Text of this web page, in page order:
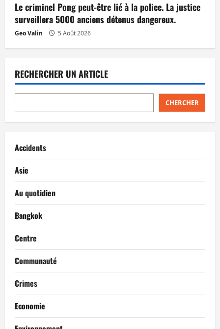
Le criminel Pong peut-être lié à la police. La justice
surveillera 5000 anciens détenus dangereux.
Geo Valin 5 Août 2026
RECHERCHER UN ARTICLE
CHERCHER
Accidents
Asie
Au quotidien
Bangkok
Centre
Communauté
Crimes
Economie